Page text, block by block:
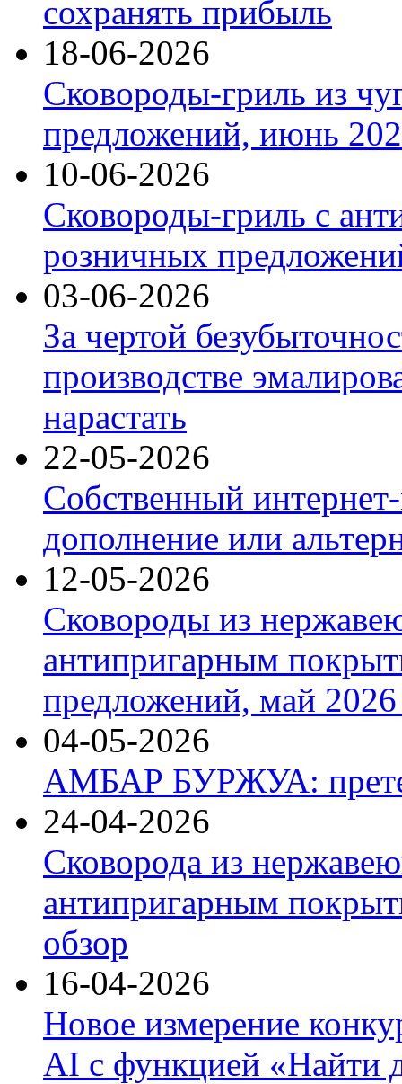
сохранять прибыль
18-06-2026
Сковороды-гриль из
предложений, июнь
10-06-2026
Сковороды-гриль с
розничных
03-06-2026
За чертой
производстве
нарастать
22-05-2026
Собственный
дополнение или
12-05-2026
Сковороды из
антипригарным
предложений, май 2026
04-05-2026
АМБАР БУРЖУА:
24-04-2026
Сковорода из
антипригарным
обзор
16-04-2026
Новое измерение
AI с функцией «Найти